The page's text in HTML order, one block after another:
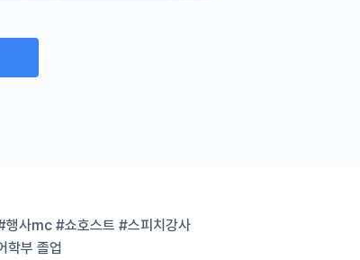
사mc #쇼호스트 #스피치강사
학부 졸업